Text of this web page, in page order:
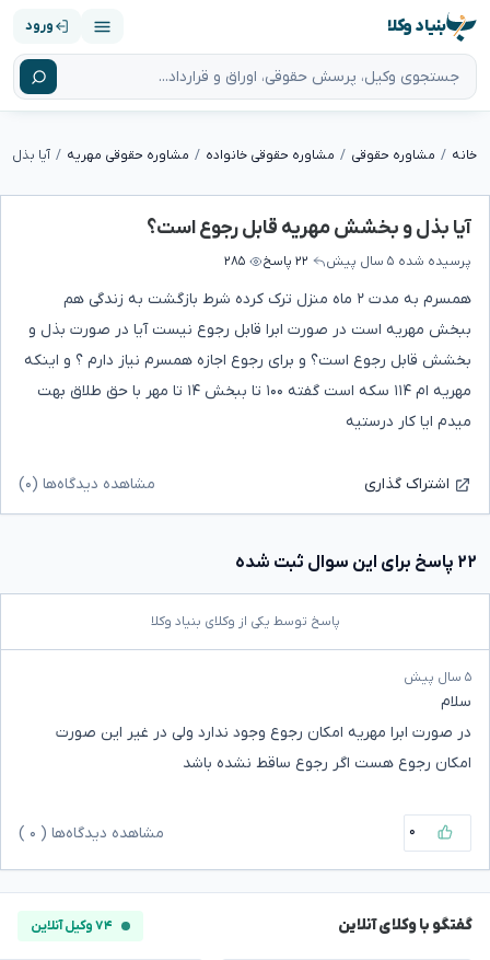
بنیاد وکلا ورود
خانه مشاوره حقوقی مشاوره حقوقی خانواده مشاوره حقوقی مهریه آیا
آیا بذل و بخشش مهریه قابل رجوع است؟
پرسیده شده ۵ سال پیش ۲۲ پاسخ ۲۸۵
همسرم به مدت ۲ ماه منزل ترک کرده شرط بازگشت به زندگی هم
ببخش مهریه است در صورت ابرا قابل رجوع نیست آیا در صورت بذل و
بخشش قابل رجوع است؟ و برای رجوع اجازه همسرم نیاز دارم ؟ و اینکه
مهریه ام ۱۱۴ سکه است گفته ۱۰۰ تا ببخش ۱۴ تا مهر با حق طلاق بهت
میدم ایا کار درستیه
اشتراک گذاری مشاهده دیدگاه‌ها (۰)
۲۲ پاسخ برای این سوال ثبت شده
پاسخ توسط یکی از وکلای بنیاد وکلا
۵ سال پیش
سلام
در صورت ابرا مهریه امکان رجوع وجود ندارد ولی در غیر این صورت
امکان رجوع هست اگر رجوع ساقط نشده باشد
۰ مشاهده دیدگاه‌ها ( ۰
گفتگو با وکلای آنلاین ۷۴ وکیل آنلاین